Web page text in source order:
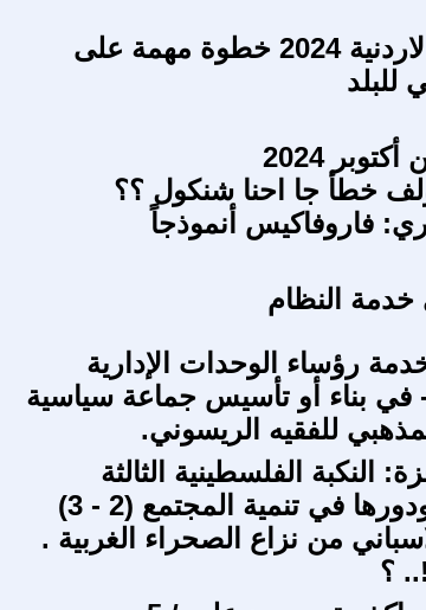
الانتخابات النيابية الاردنية 2024 خطوة مهمة على
للبلد
2024
خطأ جا احنا شنكول ؟؟
فاروفاكيس أنموذجاً
خدمة النظام
رؤساء الوحدات الإدارية
في بناء أو تأسيس جماعة سياسية
للفقيه الريسوني.
الفلسطينية الثالثة
في تنمية المجتمع (2 - 3)
من نزاع الصحراء الغربية .
؟